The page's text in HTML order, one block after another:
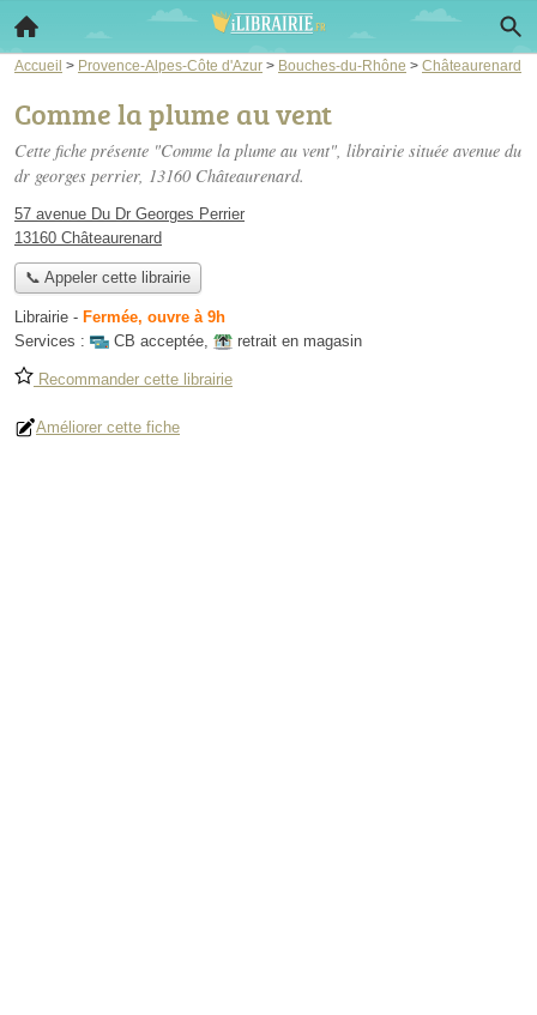
Accueil > Provence-Alpes-Côte d'Azur > Bouches-du-Rhône > Châteaurenard
Comme la plume au vent
Cette fiche présente "Comme la plume au vent", librairie située avenue du
dr georges perrier, 13160 Châteaurenard.
57 avenue Du Dr Georges Perrier
13160 Châteaurenard
📞 Appeler cette librairie
Librairie - Fermée, ouvre à 9h
Services :
CB acceptée, retrait en magasin
Recommander cette librairie
Améliorer cette fiche